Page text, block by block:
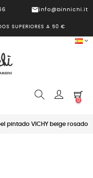
mailinfo@binnichi.it
SUPERIORES A 50 €
0
pintado VICHY beige rosado